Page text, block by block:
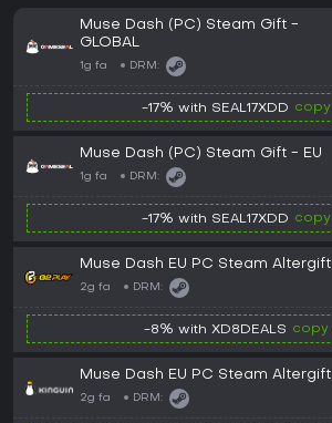
Muse Dash (PC) Steam Gift -
GLOBAL
1g fa DRM:
-17% with SEAL17XDD copy
Muse Dash (PC) Steam Gift - EU
1g fa DRM:
-17% with SEAL17XDD copy
Muse Dash EU PC Steam Altergift
2g fa DRM:
-8% with XD8DEALS copy
Muse Dash EU PC Steam Altergift
2g fa DRM: